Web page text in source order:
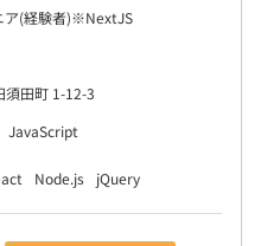
ア(経験者)※NextJS
須田町 1-12-3
JavaScript
Node.js jQuery